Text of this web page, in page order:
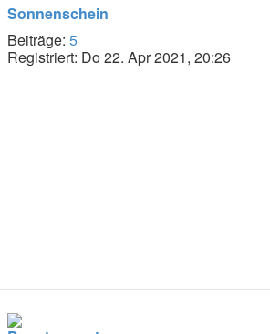
Sonnenschein
Beiträge: 5
Registriert: Do 22. Apr 2021, 20:26